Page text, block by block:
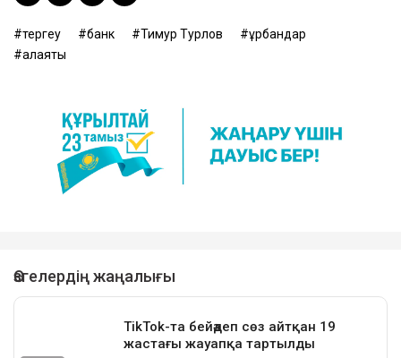
тергеу банк Тимур Турлов
құрбандар
алаяқтық